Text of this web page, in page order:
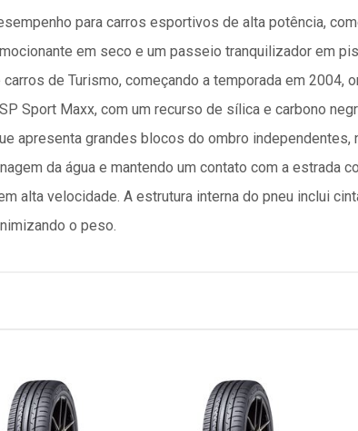
para carros esportivos de alta potência,
em seco e um passeio tranquilizador em
de Turismo, começando a temporada em 2004,
Sport Maxx, com um recurso de sílica e carbono
apresenta grandes blocos do ombro independentes,
da água e mantendo um contato com a estrada
alta velocidade. A estrutura interna do pneu inclui
o peso.